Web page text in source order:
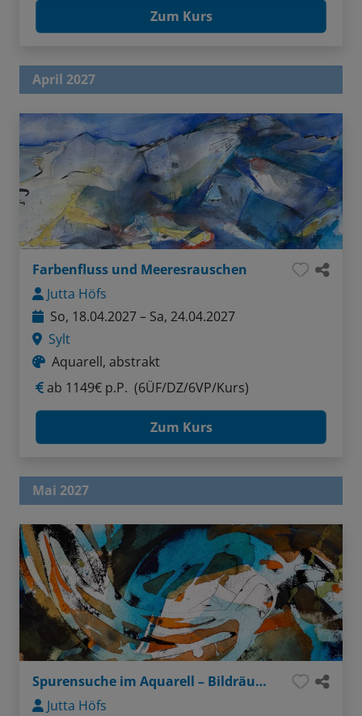
Zum Kurs
April 2027
Farbenfluss und Meeresrauschen
Jutta Höfs
So, 18.04.2027 – Sa, 24.04.2027
Sylt
Aquarell, abstrakt
ab 1149€ p.P. (6ÜF/DZ/6VP/Kurs)
Zum Kurs
Mai 2027
Spurensuche im Aquarell – Bildräume und Schichtungen
Jutta Höfs